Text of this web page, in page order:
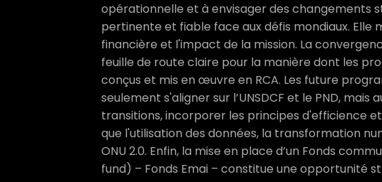
opérationnelle et à envisager des changements
pertinente et fiable face aux défis mondiaux. Elle
financière et l'impact de la mission. La
feuille de route claire pour la manière dont les
conçus et mis en œuvre en RCA. Les future
seulement s'aligner sur l’UNSDCF et le PND, mais
transitions, incorporer les principes d'efficience
que l'utilisation des données, la transformation
ONU 2.0. Enfin, la mise en place d’un Fonds
fund) – Fonds Emai – constitue une opportunité